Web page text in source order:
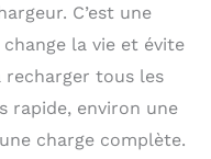
C’est une
la vie et évite
recharger tous les
rapide, environ une
charge complète.